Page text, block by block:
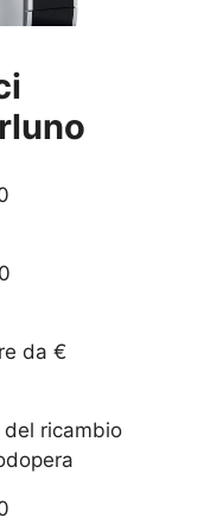
da €
del ricambio